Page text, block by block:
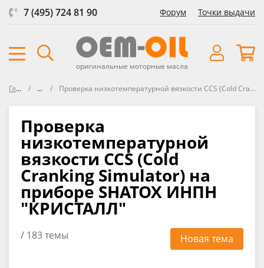
7 (495) 724 81 90 Форум Точки выдачи
оригинальные моторные масла
Главная ФорумПроверка низкотемпературной вязкости CCS (Cold Cranking Simulator) на приборе SHATOX ИНПН "КРИСТАЛЛ"
Проверка
низкотемпературной
вязкости CCS (Cold
Cranking Simulator) на
приборе SHATOX ИНПН
"КРИСТАЛЛ"
/ 183 темы Новая тема